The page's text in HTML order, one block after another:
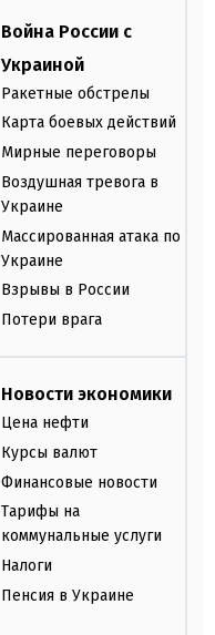
Война России с
Украиной
Ракетные обстрелы
Карта боевых действий
Мирные переговоры
Воздушная тревога в
Украине
Массированная атака по
Украине
Взрывы в России
Потери врага
Новости экономики
Цена нефти
Курсы валют
Финансовые новости
Тарифы на
коммунальные услуги
Налоги
Пенсия в Украине